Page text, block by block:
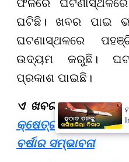
ଫଳରେ
ଘଟିଛି। ଖବର ପାଇ
ଘଟଣାସ୍ଥଳରେ
ଉଦ୍ୟମ କରୁଛି।
ପ୍ରକାଶ ପାଇଛି।
ଏ ଖବର ବି ପଢନ୍ତୁ:-
କ୍ଷେତ୍ର ସୃଷ୍ଟି,
ବର୍ଷାର ସମ୍ଭାବନା